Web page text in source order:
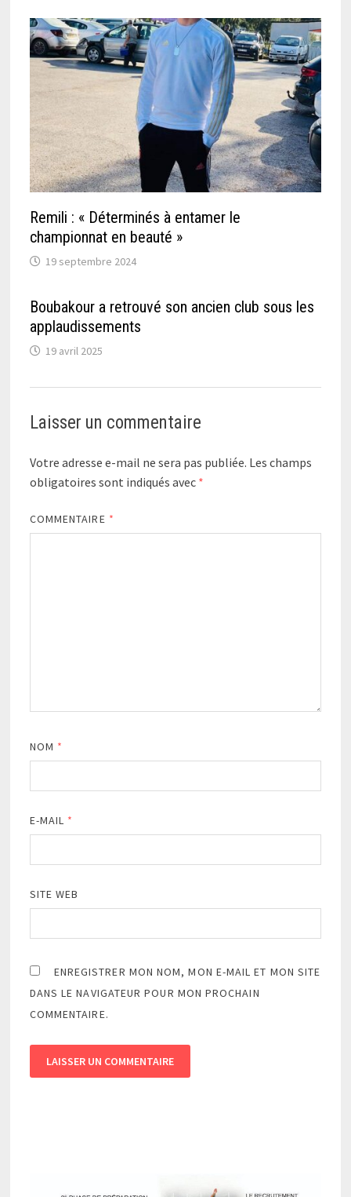
Remili : « Déterminés à entamer le
championnat en beauté »
19 septembre 2024
Boubakour a retrouvé son ancien club sous les
applaudissements
19 avril 2025
Laisser un commentaire
Votre adresse e-mail ne sera pas publiée. Les champs
obligatoires sont indiqués avec *
COMMENTAIRE *
NOM *
E-MAIL *
SITE WEB
ENREGISTRER MON NOM, MON E-MAIL ET MON SITE
DANS LE NAVIGATEUR POUR MON PROCHAIN
COMMENTAIRE.